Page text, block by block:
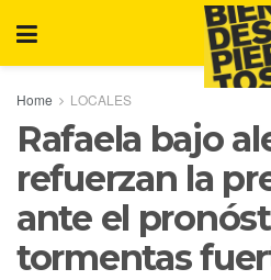
Home LOCALES
Rafaela bajo
refuerzan la
ante el
tormentas